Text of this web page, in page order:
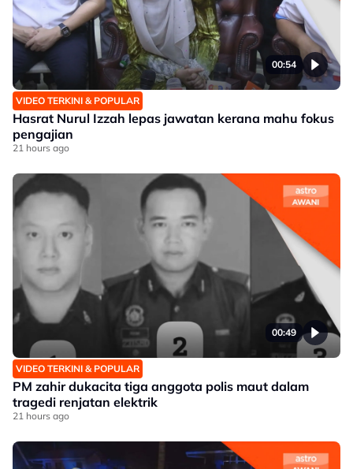
00:54
VIDEO TERKINI & POPULAR
Hasrat Nurul Izzah lepas jawatan kerana mahu fokus
pengajian
21 hours ago
00:49
VIDEO TERKINI & POPULAR
PM zahir dukacita tiga anggota polis maut dalam
tragedi renjatan elektrik
21 hours ago